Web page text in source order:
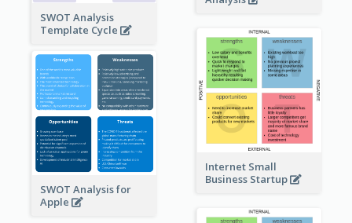
SWOT Analysis
Template Cycle
Internet Small
Business Startup
SWOT Analysis for
Apple